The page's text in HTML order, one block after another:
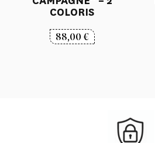
COLORIS
88,00€